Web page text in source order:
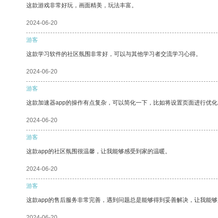
这款游戏非常好玩，画面精美，玩法丰富。
2024-06-20
游客
这款学习软件的社区氛围非常好，可以与其他学习者交流学习心得。
2024-06-20
游客
这款加速器app的操作有点复杂，可以简化一下，比如将设置页面进行优化
2024-06-20
游客
这款app的社区氛围很温馨，让我能够感受到家的温暖。
2024-06-20
游客
这款app的售后服务非常完善，遇到问题总是能够得到妥善解决，让我能够